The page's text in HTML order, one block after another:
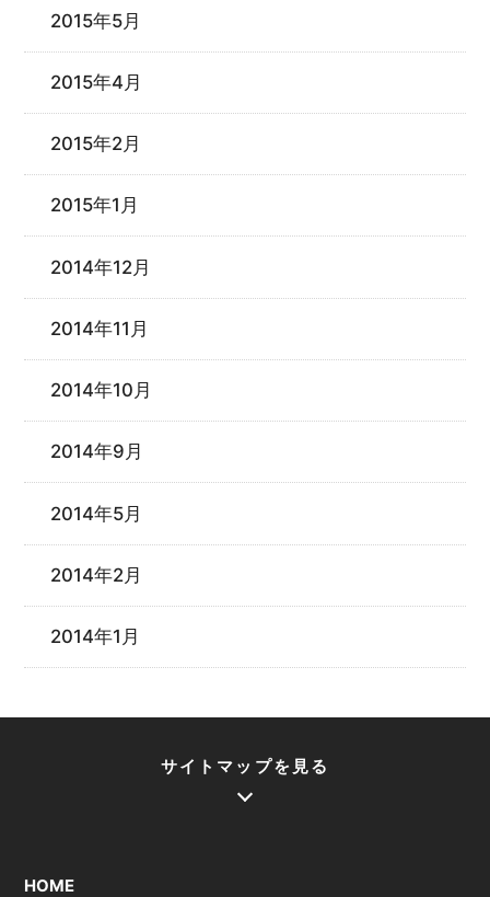
2015年5月
2015年4月
2015年2月
2015年1月
2014年12月
2014年11月
2014年10月
2014年9月
2014年5月
2014年2月
2014年1月
サイトマップを見る
HOME